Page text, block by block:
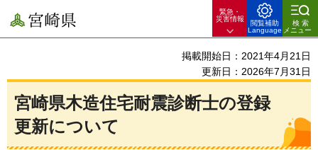
宮崎県
緊急・
災害情報
閲覧補助
Language
検索
メニュー
掲載開始日：2021年4月21日
更新日：2026年7月31日
宮崎県木造住宅耐震診断士の登録
更新について